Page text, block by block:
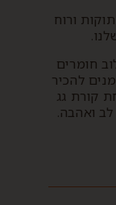
ורוח
חומרים
להכיר
קורת גג
ואהבה.